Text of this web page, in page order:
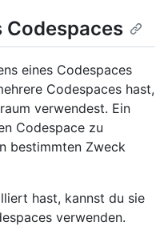
Codespaces
eines Codespaces
Codespaces hast,
verwendest. Ein
Codespace zu
bestimmten Zweck
hast, kannst du sie
verwenden.